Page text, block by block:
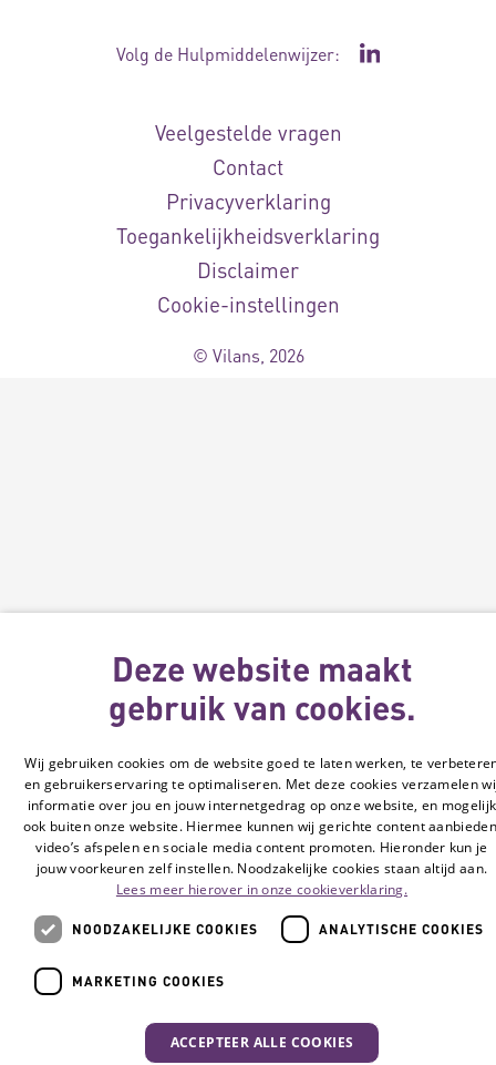
Volg de Hulpmiddelenwijzer: Ga naar de
Veelgestelde vragen
Contact
Privacyverklaring
Toegankelijkheidsverklaring
Disclaimer
Cookie-instellingen
© Vilans, 2026
Deze website maakt
gebruik van cookies.
Wij gebruiken cookies om de website goed te laten werken, te
en gebruikerservaring te optimaliseren. Met deze cookies verzamelen
informatie over jou en jouw internetgedrag op onze website, en mogelijk
ook buiten onze website. Hiermee kunnen wij gerichte content
video’s afspelen en sociale media content promoten. Hieronder kun je
jouw voorkeuren zelf instellen. Noodzakelijke cookies staan altijd aan.
Lees meer hierover in onze cookieverklaring.
NOODZAKELIJKE COOKIES ANALYTISCHE COOKIES
MARKETING COOKIES
ACCEPTEER ALLE COOKIES